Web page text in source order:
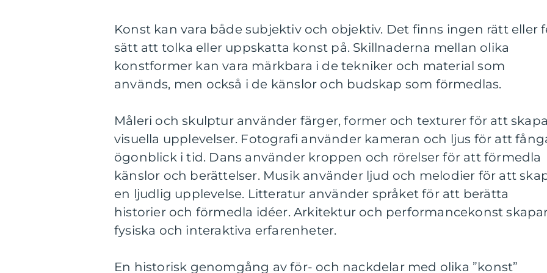
Konst kan vara både subjektiv och objektiv. Det finns ingen rätt eller
sätt att tolka eller uppskatta konst på. Skillnaderna mellan olika
konstformer kan vara märkbara i de tekniker och material som
används, men också i de känslor och budskap som förmedlas.
Måleri och skulptur använder färger, former och texturer för att skapa
visuella upplevelser. Fotografi använder kameran och ljus för att
ögonblick i tid. Dans använder kroppen och rörelser för att förmedla
känslor och berättelser. Musik använder ljud och melodier för att
en ljudlig upplevelse. Litteratur använder språket för att berätta
historier och förmedla idéer. Arkitektur och performancekonst
fysiska och interaktiva erfarenheter.
En historisk genomgång av för- och nackdelar med olika ”konst”